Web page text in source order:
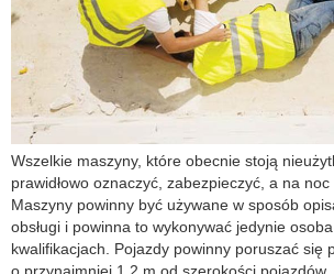
Wszelkie maszyny, które obecnie stoją
prawidłowo oznaczyć, zabezpieczyć, a na noc
Maszyny powinny być używane w sposób
obsługi i powinna to wykonywać jedynie
kwalifikacjach. Pojazdy powinny poruszać się